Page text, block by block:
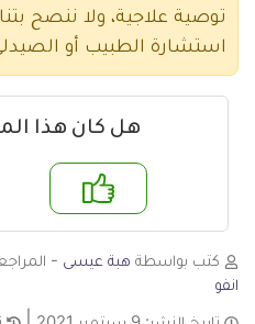
توصية علاجية، ولا ننصح
استشارة الطبيب أو
هل كان هذا
لا
كتب بواسطة هبة عيسى -
انفو